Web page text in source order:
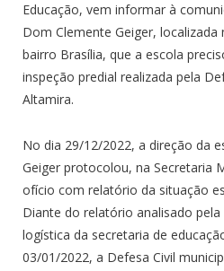
Educação, vem informar à
Dom Clemente Geiger, localizada
bairro Brasília, que a escola
inspeção predial realizada pela
Altamira.
No dia 29/12/2022, a direção da
Geiger protocolou, na Secretaria
ofício com relatório da situação
Diante do relatório analisado
logística da secretaria de
03/01/2022, a Defesa Civil